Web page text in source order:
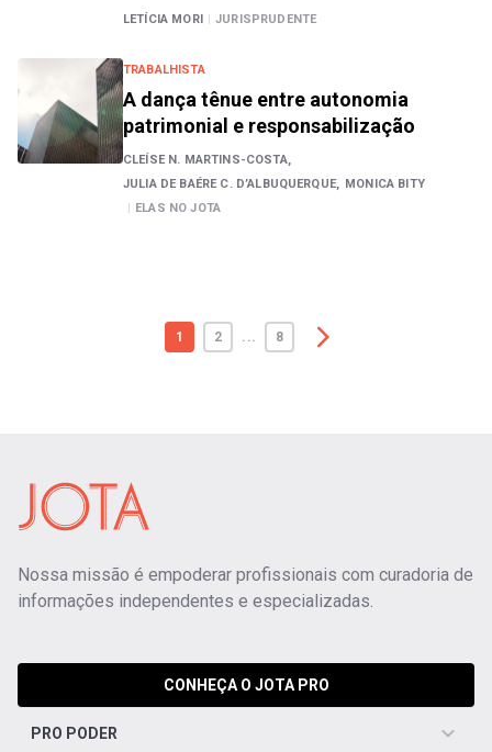
LETÍCIA MORI | JURISPRUDENTE
TRABALHISTA
A dança tênue entre autonomia
patrimonial e responsabilização
CLEÍSE N. MARTINS-COSTA,
JULIA DE BAÉRE C. D’ALBUQUERQUE, MONICA BITY
| ELAS NO JOTA
1 2 ... 8
Nossa missão é empoderar profissionais com curadoria de
informações independentes e especializadas.
CONHEÇA O JOTA PRO
PRO PODER